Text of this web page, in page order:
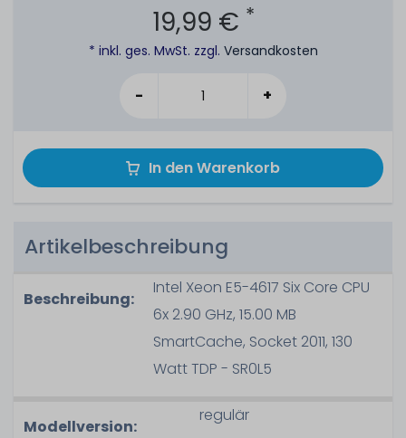
19,99 € *
* inkl. ges. MwSt. zzgl. Versandkosten
- +
In den Warenkorb
Artikelbeschreibung
Beschreibung:
Intel Xeon E5-4617 Six Core CPU
6x 2.90 GHz, 15.00 MB
SmartCache, Socket 2011, 130
Watt TDP - SR0L5
Modellversion:
regulär